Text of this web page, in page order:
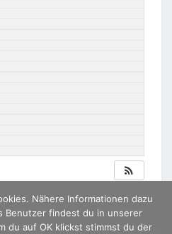
Nähere Informationen dazu
Benutzer findest du in unserer
du auf OK klickst stimmst du der